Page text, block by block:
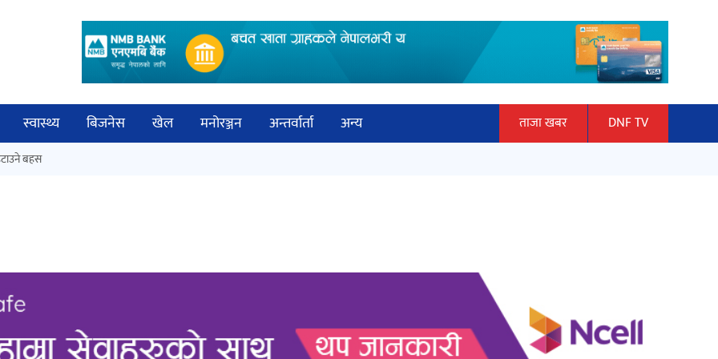
स्वास्थ्य बिजनेस खेल मनोरञ्जन अन्तर्वार्ता
अन्य
ताजा खबर DNF TV
औपचारिक सेवा सञ्चालनमा
हलमा छैन ‘गौँथली’को टिकट
बहस